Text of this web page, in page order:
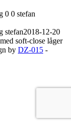
0 0 stefan
stefan2018-12-20
soft-close låger
by DZ-015 -